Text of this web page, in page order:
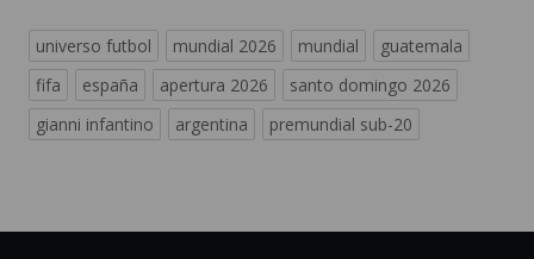
universo futbol mundial 2026 mundial
guatemala
fifa
españa apertura 2026
santo domingo 2026
gianni infantino
argentina premundial sub-20